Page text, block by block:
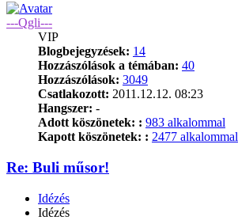
---Qgli---
VIP
Blogbejegyzések: 14
Hozzászólások a témában: 40
Hozzászólások: 3049
Csatlakozott: 2011.12.12. 08:23
Hangszer: -
Adott köszönetek: : 983 alkalommal
Kapott köszönetek: : 2477 alkalommal
Re: Buli műsor!
Idézés
Idézés